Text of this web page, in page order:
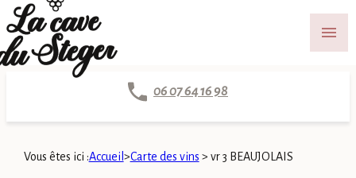
menu
06 07 64 16 98
Vous êtes ici :Accueil >Carte des vins > vr 3 BEAUJOLAIS
Panneau de gestion des cookies